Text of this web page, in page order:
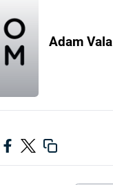
Adam Vala